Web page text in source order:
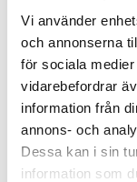
Vi använder
och annonserna
för sociala
vidarebefordrar
information från
annons- och
Dessa kan i sin
information som
Engblad & Co, från
av Claesson...
Läs mer »